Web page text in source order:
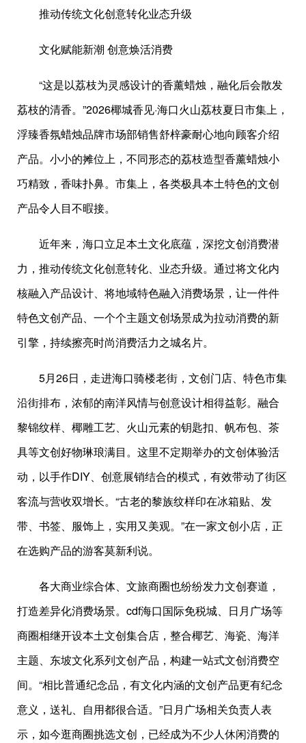
推动传统文化创意转化业态升级
文化赋能新潮 创意焕活消费
“这是以荔枝为灵感设计的香薰蜡烛，融化后会散发
荔枝的清香。”2026椰城香见·海口火山荔枝夏日市集上，
浮臻香氛蜡烛品牌市场部销售舒梓豪耐心地向顾客介绍
产品。小小的摊位上，不同形态的荔枝造型香薰蜡烛小
巧精致，香味扑鼻。市集上，各类极具本土特色的文创
产品令人目不暇接。
近年来，海口立足本土文化底蕴，深挖文创消费潜
力，推动传统文化创意转化、业态升级。通过将文化内
核融入产品设计、将地域特色融入消费场景，让一件件
特色文创产品、一个个主题文创场景成为拉动消费的新
引擎，持续擦亮时尚消费活力之城名片。
5月26日，走进海口骑楼老街，文创门店、特色市集
沿街排布，浓郁的南洋风情与创意设计相得益彰。融合
黎锦纹样、椰雕工艺、火山元素的钥匙扣、帆布包、茶
具等文创好物琳琅满目。这里不定期举办的文创体验活
动，以手作DIY、创意展销结合的模式，有效带动了街区
客流与营收双增长。“古老的黎族纹样印在冰箱贴、发
带、书签、服饰上，实用又美观。”在一家文创小店，正
在选购产品的游客莫新利说。
各大商业综合体、文旅商圈也纷纷发力文创赛道，
打造差异化消费场景。cdf海口国际免税城、日月广场等
商圈相继开设本土文创集合店，整合椰艺、海瓷、海洋
主题、东坡文化系列文创产品，构建一站式文创消费空
间。“相比普通纪念品，有文化内涵的文创产品更有纪念
意义，送礼、自用都很合适。”日月广场相关负责人表
示，如今逛商圈挑选文创，已经成为不少人休闲消费的